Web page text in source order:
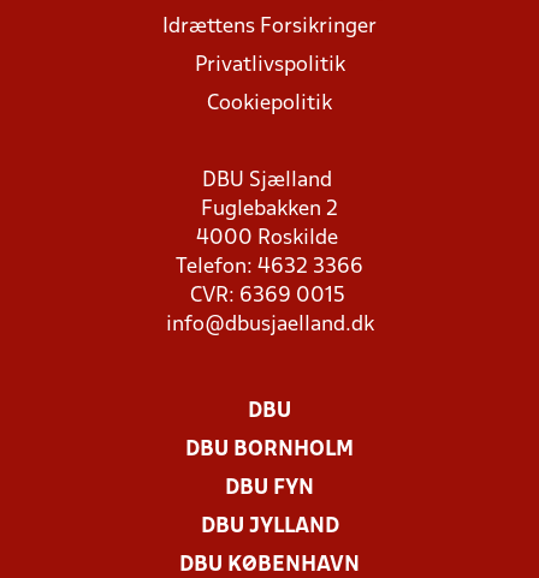
Idrættens Forsikringer
Privatlivspolitik
Cookiepolitik
DBU Sjælland
Fuglebakken 2
4000 Roskilde
Telefon: 4632 3366
CVR: 6369 0015
info@dbusjaelland.dk
DBU
DBU BORNHOLM
DBU FYN
DBU JYLLAND
DBU KØBENHAVN